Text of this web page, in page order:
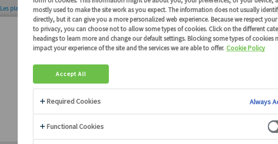
Les plats santé Carte Santé Restauration >Les BIO
Nous sommes désolés, aucun résultat trouvé